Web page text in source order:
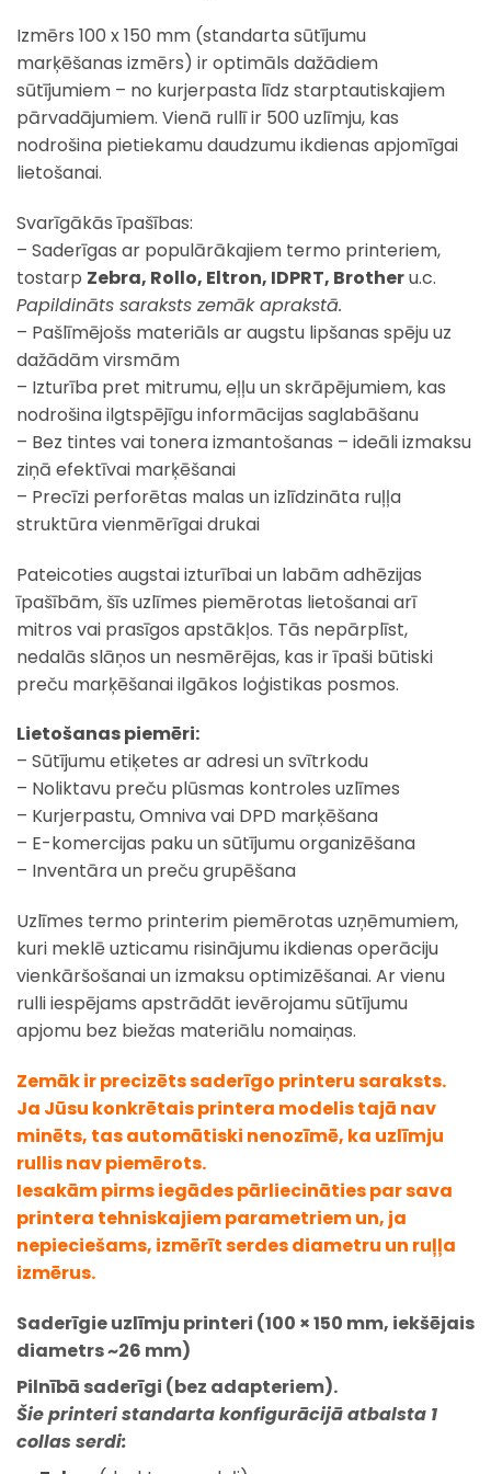
Izmērs 100 x 150 mm (standarta sūtījumu
marķēšanas izmērs) ir optimāls dažādiem
sūtījumiem – no kurjerpasta līdz starptautiskajiem
pārvadājumiem. Vienā rullī ir 500 uzlīmju, kas
nodrošina pietiekamu daudzumu ikdienas apjomīgai
lietošanai.
Svarīgākās īpašības:
– Saderīgas ar populārākajiem termo printeriem,
tostarp Zebra, Rollo, Eltron, IDPRT, Brotheru.c.
Papildināts saraksts zemāk aprakstā.
– Pašlīmējošs materiāls ar augstu lipšanas spēju uz
dažādām virsmām
– Izturība pret mitrumu, eļļu un skrāpējumiem, kas
nodrošina ilgtspējīgu informācijas saglabāšanu
– Bez tintes vai tonera izmantošanas – ideāli izmaksu
ziņā efektīvai marķēšanai
– Precīzi perforētas malas un izlīdzināta ruļļa
struktūra vienmērīgai drukai
Pateicoties augstai izturībai un labām adhēzijas
īpašībām, šīs uzlīmes piemērotas lietošanai arī
mitros vai prasīgos apstākļos. Tās nepārplīst,
nedalās slāņos un nesmērējas, kas ir īpaši būtiski
preču marķēšanai ilgākos loģistikas posmos.
Lietošanas piemēri:
– Sūtījumu etiķetes ar adresi un svītrkodu
– Noliktavu preču plūsmas kontroles uzlīmes
– Kurjerpastu, Omniva vai DPD marķēšana
– E-komercijas paku un sūtījumu organizēšana
– Inventāra un preču grupēšana
Uzlīmes termo printerim piemērotas uzņēmumiem,
kuri meklē uzticamu risinājumu ikdienas operāciju
vienkāršošanai un izmaksu optimizēšanai. Ar vienu
rulli iespējams apstrādāt ievērojamu sūtījumu
apjomu bez biežas materiālu nomaiņas.
Zemāk ir precizēts saderīgo printeru saraksts.
Ja Jūsu konkrētais printera modelis tajā nav
minēts, tas automātiski nenozīmē, ka uzlīmju
rullis nav piemērots.
Iesakām pirms iegādes pārliecināties par sava
printera tehniskajiem parametriem un, ja
nepieciešams, izmērīt serdes diametru un ruļļa
izmērus.
Saderīgie uzlīmju printeri (100 × 150 mm, iekšējais
diametrs ~26 mm)
Pilnībā saderīgi (bez adapteriem).
Šie printeristandarta konfigurācijāatbalsta 1
collas serdi: